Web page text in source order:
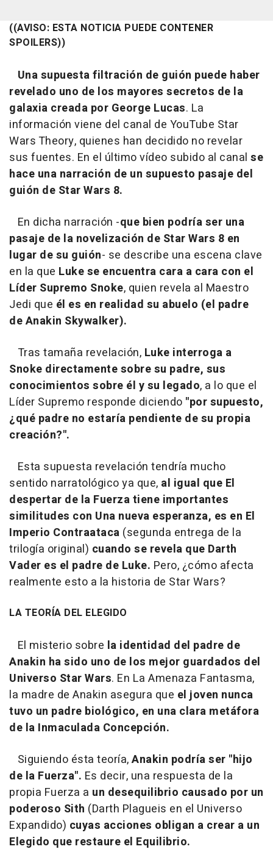
((AVISO: ESTA NOTICIA PUEDE CONTENER
SPOILERS))
Una supuesta filtración de guión puede haber
revelado uno de los mayores secretos de la
galaxia creada por George Lucas. La
información viene del canal de YouTube Star
Wars Theory, quienes han decidido no revelar
sus fuentes. En el último vídeo subido al canal se
hace una narración de un supuesto pasaje del
guión de Star Wars 8.
En dicha narración -que bien podría ser una
pasaje de la novelización de Star Wars 8 en
lugar de su guión- se describe una escena clave
en la que Luke se encuentra cara a cara con el
Líder Supremo Snoke, quien revela al Maestro
Jedi que él es en realidad su abuelo (el padre
de Anakin Skywalker).
Tras tamaña revelación, Luke interroga a
Snoke directamente sobre su padre, sus
conocimientos sobre él y su legado, a lo que el
Líder Supremo responde diciendo "por supuesto,
¿qué padre no estaría pendiente de su propia
creación?".
Esta supuesta revelación tendría mucho
sentido narratológico ya que, al igual que El
despertar de la Fuerza tiene importantes
similitudes con Una nueva esperanza, es en El
Imperio Contraataca (segunda entrega de la
trilogía original) cuando se revela que Darth
Vader es el padre de Luke. Pero, ¿cómo afecta
realmente esto a la historia de Star Wars?
LA TEORÍA DEL ELEGIDO
El misterio sobre la identidad del padre de
Anakin ha sido uno de los mejor guardados del
Universo Star Wars. En La Amenaza Fantasma,
la madre de Anakin asegura que el joven nunca
tuvo un padre biológico, en una clara metáfora
de la Inmaculada Concepción.
Siguiendo ésta teoría,Anakin podría ser "hijo
de la Fuerza". Es decir, una respuesta de la
propia Fuerza a un desequilibrio causado por un
poderoso Sith (Darth Plagueis en el Universo
Expandido) cuyas acciones obligan a crear a un
Elegido que restaure el Equilibrio.